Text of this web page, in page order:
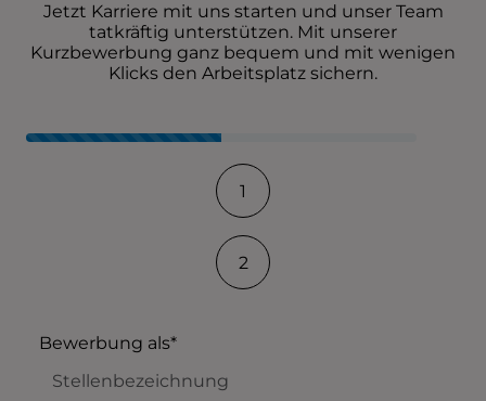
Jetzt Karriere mit uns starten und unser Team
tatkräftig unterstützen. Mit unserer
Kurzbewerbung ganz bequem und mit wenigen
Klicks den Arbeitsplatz sichern.
Kontaktformular-Fortschritt
1
2
Bewerbung als*